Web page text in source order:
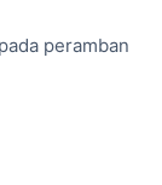
peramban